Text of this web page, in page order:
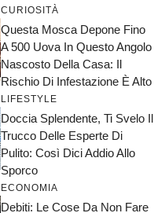
CURIOSITÀ
Questa Mosca Depone Fino
A 500 Uova In Questo Angolo
Nascosto Della Casa: Il
Rischio Di Infestazione È Alto
LIFESTYLE
Doccia Splendente, Ti Svelo Il
Trucco Delle Esperte Di
Pulito: Così Dici Addio Allo
Sporco
ECONOMIA
Debiti: Le Cose Da Non Fare